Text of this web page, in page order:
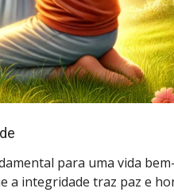
para uma vida
a integridade traz paz e